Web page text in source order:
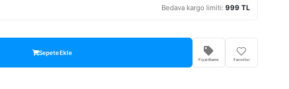
Bedava kargo limiti: 999 TL
Sepete Ekle
Fiyat Alarmı Favoriler